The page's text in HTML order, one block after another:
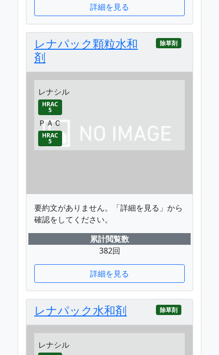
詳細を見る
レナパック顆粒水和
剤
除草剤
レナシル
HRAC
5
ＰＡＣ
HRAC
5
要約文がありません。「詳細を見る」から
確認をしてください。
累計閲覧数
382回
詳細を見る
レナパック水和剤 除草剤
レナシル